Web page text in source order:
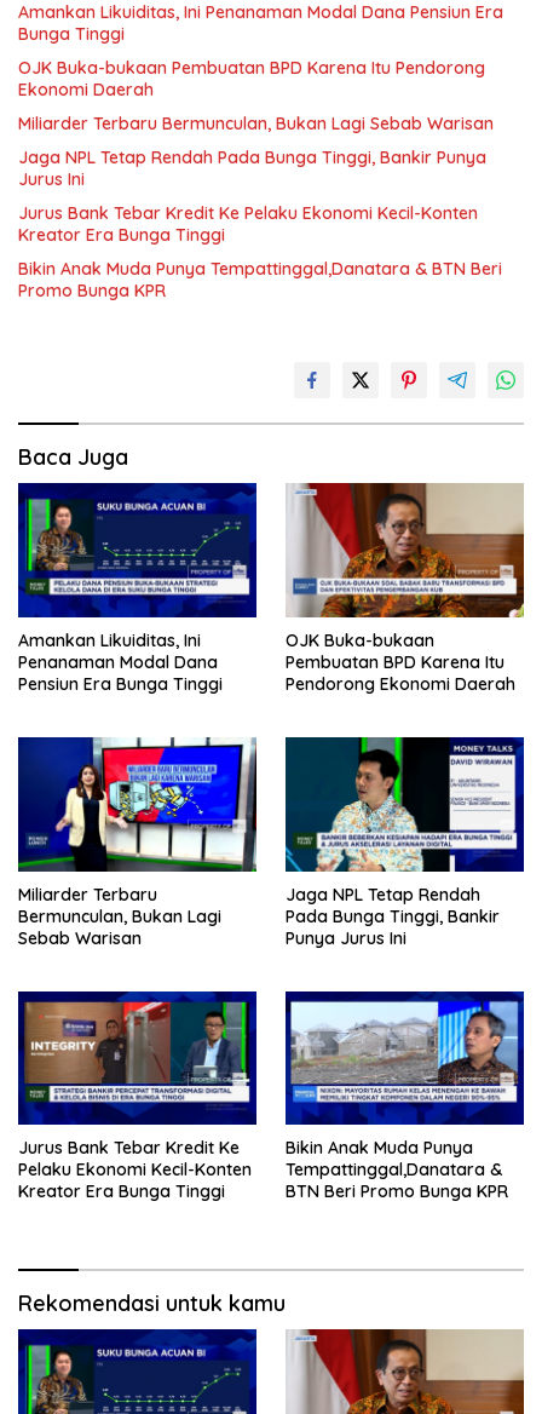
Amankan Likuiditas, Ini Penanaman Modal Dana Pensiun Era
Bunga Tinggi
OJK Buka-bukaan Pembuatan BPD Karena Itu Pendorong
Ekonomi Daerah
Miliarder Terbaru Bermunculan, Bukan Lagi Sebab Warisan
Jaga NPL Tetap Rendah Pada Bunga Tinggi, Bankir Punya
Jurus Ini
Jurus Bank Tebar Kredit Ke Pelaku Ekonomi Kecil-Konten
Kreator Era Bunga Tinggi
Bikin Anak Muda Punya Tempattinggal,Danatara & BTN Beri
Promo Bunga KPR
Baca Juga
Amankan Likuiditas, Ini
Penanaman Modal Dana
Pensiun Era Bunga Tinggi
OJK Buka-bukaan
Pembuatan BPD Karena Itu
Pendorong Ekonomi Daerah
Miliarder Terbaru
Bermunculan, Bukan Lagi
Sebab Warisan
Jaga NPL Tetap Rendah
Pada Bunga Tinggi, Bankir
Punya Jurus Ini
Jurus Bank Tebar Kredit Ke
Pelaku Ekonomi Kecil-Konten
Kreator Era Bunga Tinggi
Bikin Anak Muda Punya
Tempattinggal,Danatara &
BTN Beri Promo Bunga KPR
Rekomendasi untuk kamu